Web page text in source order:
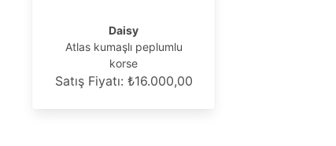
Daisy
Atlas kumaşlı peplumlu
korse
Satış Fiyatı: ₺16.000,00